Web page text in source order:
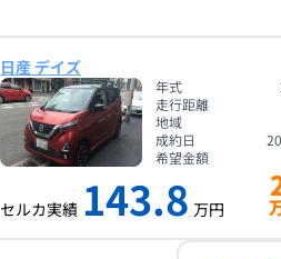
日産 デイズ
年式
走行距離
地域
成約日
希望金額
セルカ実績 143.8 万円